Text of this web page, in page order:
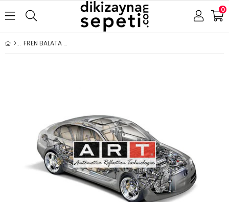
0
FREN BALATA NİSSAN QASHQAİ (21-) X-TRAİL (21-) RENAULT AUSTRAL (22-) KANGOO (21-) - ÖN